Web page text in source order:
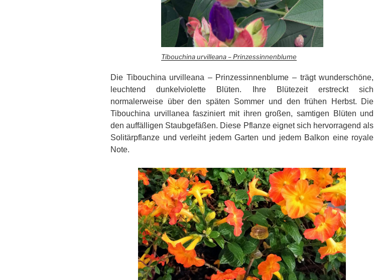
Tibouchina urvilleana – Prinzessinnenblume
Die Tibouchina urvilleana – Prinzessinnenblume – trägtwunderschöne,
leuchtend dunkelviolette Blüten. Ihre Blütezeit erstreckt sich
normalerweise über den späten Sommer und den frühen
Herbst. Die
Tibouchina urvillanea fasziniert mit ihren großen, samtigen
Blüten und
den auffälligen Staubgefäßen. Diese Pflanze eignet sich hervorragend als
Solitärpflanze und verleiht jedem Garten und jedem Balkon eine royale
Note.